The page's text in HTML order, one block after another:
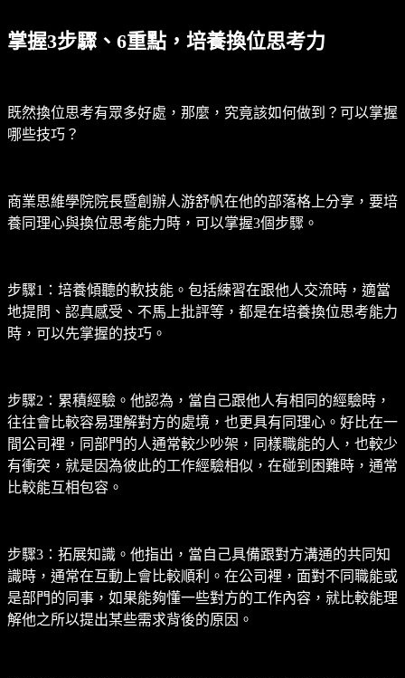
掌握3步驟、6重點，培養換位思考力
既然換位思考有眾多好處，那麼，究竟該如何做到？可以掌握
哪些技巧？
商業思維學院院長暨創辦人游舒帆在他的部落格上分享，要培
養同理心與換位思考能力時，可以掌握3個步驟。
步驟1：培養傾聽的軟技能。包括練習在跟他人交流時，適當
地提問、認真感受、不馬上批評等，都是在培養換位思考能力
時，可以先掌握的技巧。
步驟2：累積經驗。他認為，當自己跟他人有相同的經驗時，
往往會比較容易理解對方的處境，也更具有同理心。好比在一
間公司裡，同部門的人通常較少吵架，同樣職能的人，也較少
有衝突，就是因為彼此的工作經驗相似，在碰到困難時，通常
比較能互相包容。
步驟3：拓展知識。他指出，當自己具備跟對方溝通的共同知
識時，通常在互動上會比較順利。在公司裡，面對不同職能或
是部門的同事，如果能夠懂一些對方的工作內容，就比較能理
解他之所以提出某些需求背後的原因。